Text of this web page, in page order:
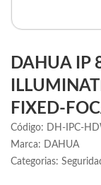
DAHUA IP
FIXED-
Código: DH-IPC-
Marca: DAHUA
Categorias: